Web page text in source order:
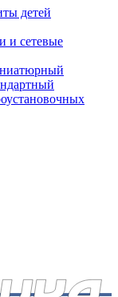
детей
и сетевые